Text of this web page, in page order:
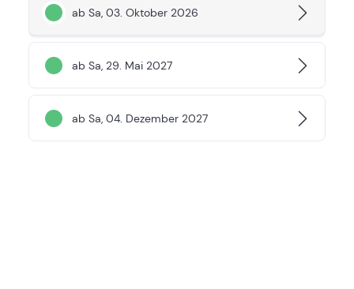
ab Sa, 03. Oktober 2026
ab Sa, 29. Mai 2027
ab Sa, 04. Dezember 2027